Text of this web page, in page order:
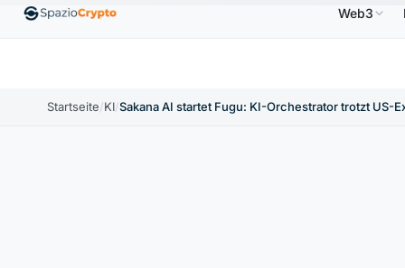
EthereumETH1.880,58 $ ↑0.00% BNB
Web3
Startseite/KI/Sakana AI startet Fugu: KI-Orchestrator trotzt US-